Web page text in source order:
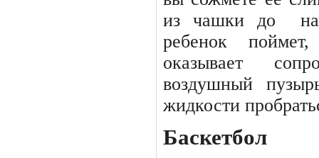
из чашки до
ребенок
поймет,
оказывает
воздушный
жидкости
Баскетбол